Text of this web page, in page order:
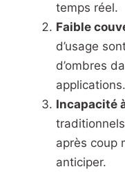
temps réel.
Faible
d’usage
d’ombres
applications.
Incapacité
après coup
anticiper.